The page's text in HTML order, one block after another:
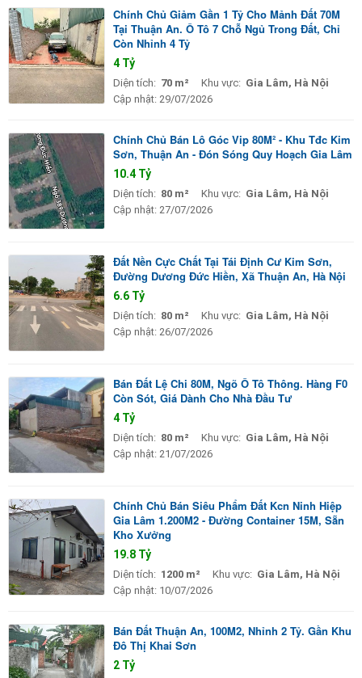
Chính Chủ Giảm Gần 1 Tỷ Cho Mảnh Đất 70M
Tại Thuận An. Ô Tô 7 Chỗ Ngủ Trong Đất, Chỉ
Còn Nhỉnh 4 Tỷ
4 Tỷ
Diện tích: 70 m² Khu vực: Gia Lâm, Hà Nội
Cập nhật: 29/07/2026
Chính Chủ Bán Lô Góc Vip 80M² - Khu Tđc Kim
Sơn, Thuận An - Đón Sóng Quy Hoạch Gia Lâm
10.4 Tỷ
Diện tích: 80 m² Khu vực: Gia Lâm, Hà Nội
Cập nhật: 27/07/2026
Đất Nền Cực Chất Tại Tái Định Cư Kim Sơn,
Đường Dương Đức Hiền, Xã Thuận An, Hà Nội
6.6 Tỷ
Diện tích: 80 m² Khu vực: Gia Lâm, Hà Nội
Cập nhật: 26/07/2026
Bán Đất Lệ Chi 80M, Ngõ Ô Tô Thông. Hàng F0
Còn Sót, Giá Dành Cho Nhà Đầu Tư
4 Tỷ
Diện tích: 80 m² Khu vực: Gia Lâm, Hà Nội
Cập nhật: 21/07/2026
Chính Chủ Bán Siêu Phẩm Đất Kcn Ninh Hiệp
Gia Lâm 1.200M2 - Đường Container 15M, Sẵn
Kho Xưởng
19.8 Tỷ
Diện tích: 1200 m² Khu vực: Gia Lâm, Hà Nội
Cập nhật: 10/07/2026
Bán Đất Thuận An, 100M2, Nhỉnh 2 Tỷ. Gần Khu
Đô Thị Khai Sơn
2 Tỷ